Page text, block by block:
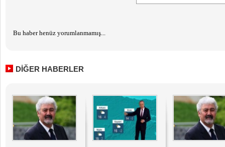
Bu haber henüz yorumlanmamış...
DİĞER HABERLER